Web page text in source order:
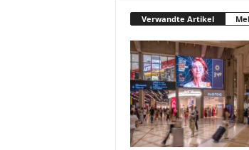
Verwandte Artikel